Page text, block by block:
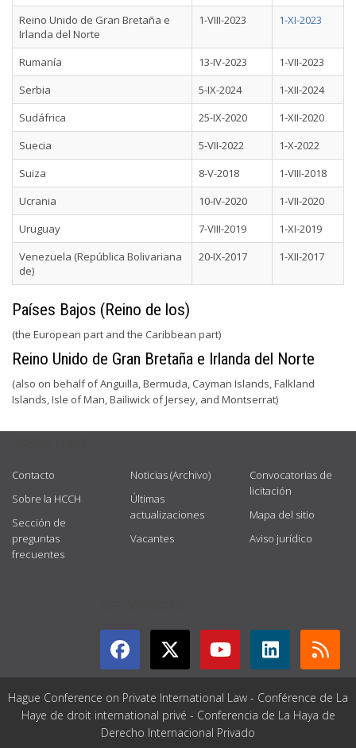
Reino Unido de Gran Bretaña e
Irlanda del Norte
1-VIII-2023 1-XI-2023
Rumanía 13-IV-2023
1-VII-2023
Serbia
5-IX-2024
1-XII-2024
Sudáfrica
25-IX-2020
1-XII-2020
Suecia
5-VII-2022
1-X-2022
Suiza
8-V-2018
1-VIII-2018
Ucrania
10-IV-2020
1-VII-2020
Uruguay
7-VIII-2019
1-XI-2019
Venezuela (República Bolivariana
de)
20-IX-2017 1-XII-2017
Países Bajos (Reino de los)
(the European part and the Caribbean part)
Reino Unido de Gran Bretaña e Irlanda del Norte
(also on behalf of Anguilla, Bermuda, Cayman Islands, Falkland
Islands, Isle of Man, Bailiwick of Jersey, and Montserrat)
Contacto
Sobre la HCCH
Sección de
preguntas
frecuentes
Noticias (Archivo)
Últimas
actualizaciones
Vacantes
Convocatorias de
licitación
Mapa del sitio
Aviso jurídico
Hague Conference on Private International Law - Conférence de La
Haye de droit international privé - Conferencia de La Haya de
Derecho Internacional Privado